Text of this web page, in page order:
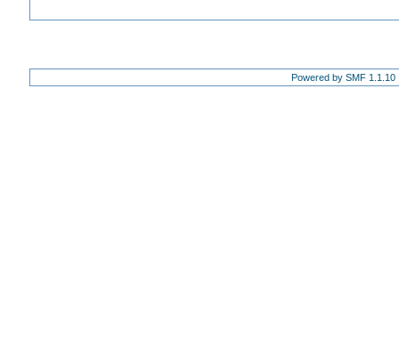
Powered by SMF 1.1.10